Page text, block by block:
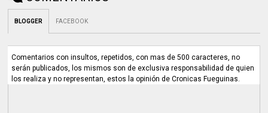
BLOGGER FACEBOOK
Comentarios con insultos, repetidos, con mas de 500 caracteres, no
serán publicados, los mismos son de exclusiva responsabilidad de quien
los realiza y no representan, estos la opinión de Cronicas Fueguinas.